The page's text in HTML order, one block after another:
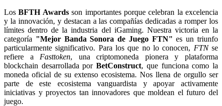
LosBFTH Awardsson importantes porque celebran la excelencia
y la innovación, y destacan a las compañías dedicadas a romper los
límites dentro de la industria del iGaming. Nuestra victoria en la
categoría "Mejor Banda Sonora de Juego FTN" es un triunfo
particularmente significativo. Para los que no lo conocen, FTNse
refiere a Fasttoken, una criptomoneda pionera y plataforma
blockchain desarrollada porBetConstruct, que funciona como la
moneda oficial de su extenso ecosistema. Nos llena de orgullo ser
parte de este ecosistema vanguardista y apoyar activamente
iniciativas y proyectos tan innovadores que moldean el futuro del
juego.